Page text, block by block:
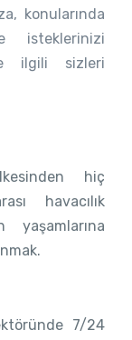
konularında
isteklerinizi
ilgili sizleri
hiç
havacılık
7/24